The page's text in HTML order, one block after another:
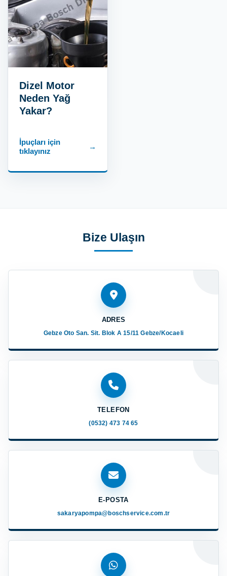
Dizel Motor
Neden Yağ
Yakar?
İpuçları için
tıklayınız
→
Bize Ulaşın
ADRES
Gebze Oto San. Sit. Blok A 15/11 Gebze/Kocaeli
TELEFON
(0532) 473 74 65
E-POSTA
sakaryapompa@boschservice.com.tr